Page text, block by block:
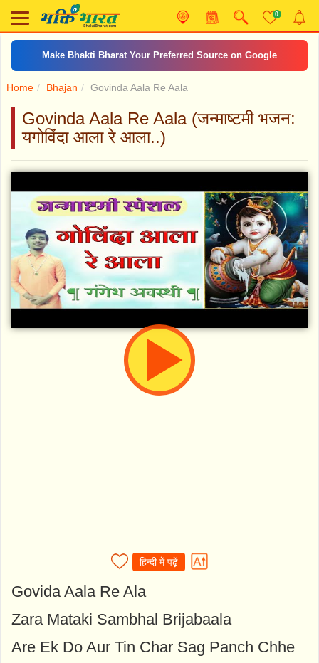
0
Make Bhakti Bharat Your Preferred Source on Google
Home Bhajan Govinda Aala Re Aala
Govinda Aala Re Aala (जन्माष्टमी भजन:
यगोविंदा आला रे आला..)
हिन्दी में पढ़ें
Govida Aala Re Ala
Zara Mataki Sambhal Brijabaala
Are Ek Do Aur Tin Char Sag Panch Chhe